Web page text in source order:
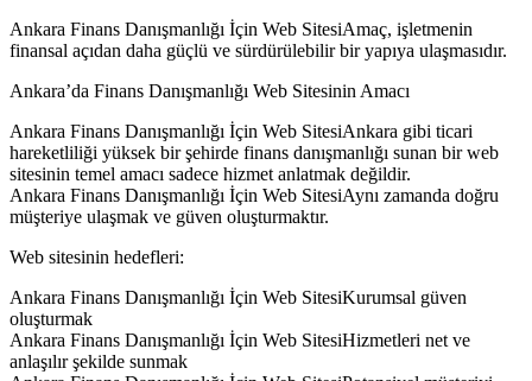
Ankara Finans Danışmanlığı İçin Web SitesiAmaç, işletmenin
finansal açıdan daha güçlü ve sürdürülebilir bir yapıya ulaşmasıdır.
Ankara’da Finans Danışmanlığı Web Sitesinin Amacı
Ankara Finans Danışmanlığı İçin Web SitesiAnkara gibi ticari
hareketliliği yüksek bir şehirde finans danışmanlığı sunan bir web
sitesinin temel amacı sadece hizmet anlatmak değildir.
Ankara Finans Danışmanlığı İçin Web SitesiAynı zamanda doğru
müşteriye ulaşmak ve güven oluşturmaktır.
Web sitesinin hedefleri:
Ankara Finans Danışmanlığı İçin Web SitesiKurumsal güven
oluşturmak
Ankara Finans Danışmanlığı İçin Web SitesiHizmetleri net ve
anlaşılır şekilde sunmak